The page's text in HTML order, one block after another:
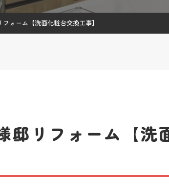
ォーム【洗面化粧台交換工事】
邸リフォーム【洗